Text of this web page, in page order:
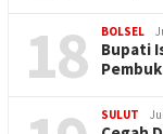
18 BOLSEL
Bupati
SULUT